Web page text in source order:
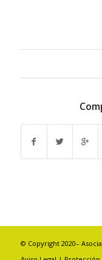
© Copyright 2020–